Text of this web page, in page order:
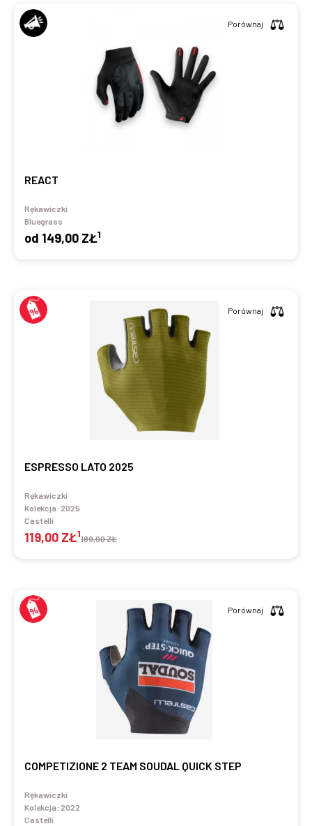
REACT
Rękawiczki
Bluegrass
od 149,00 ZŁ1
Porównaj
ESPRESSO LATO 2025
Rękawiczki
Kolekcja: 2025
Castelli
119,00 ZŁ1189,00 ZŁ
Porównaj
COMPETIZIONE 2 TEAM SOUDAL QUICK STEP
Rękawiczki
Kolekcja: 2022
Castelli
Porównaj